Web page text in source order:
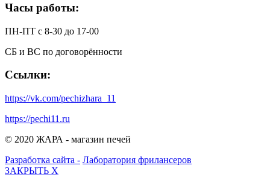
Часы работы:
ПН-ПТ с 8-30 до 17-00
СБ и ВС по договорённости
Ссылки:
https://vk.com/pechizhara_11
https://pechi11.ru
© 2020 ЖАРА - магазин печей
Разработка сайта - Лаборатория фрилансеров
ЗАКРЫТЬ X